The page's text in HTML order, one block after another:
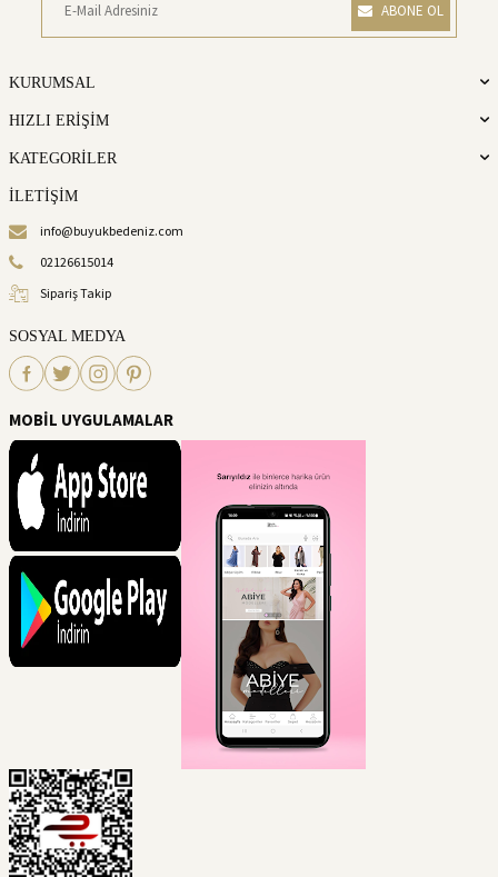
ABONE OL
KURUMSAL
HIZLI ERİŞİM
KATEGORİLER
İLETİŞİM
info@buyukbedeniz.com
02126615014
Sipariş Takip
SOSYAL MEDYA
MOBİL UYGULAMALAR